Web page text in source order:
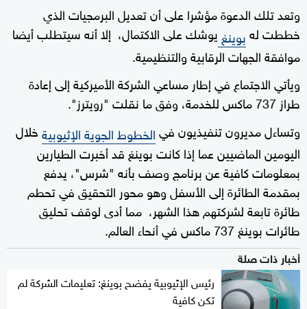
وتعد تلك الدعوة مؤشرا على أن تعديل البرمجيات الذي
خططت لهبوينغ يوشك على الاكتمال، إلا أنه سيتطلب أيضا
موافقة الجهات الرقابية والتنظيمية.
ويأتي الاجتماع في إطار مساعي الشركة الأميركية إلى إعادة
طراز 737 ماكس للخدمة، وفق ما نقلت "رويترز".
وتساءل مديرون تنفيذيون فيالخطوط الجوية الإثيوبيةخلال
اليومين الماضيين عما إذا كانت بوينغ قد أخبرت الطيارين
بمعلومات كافية عن برنامج وصف بأنه "شرس"، يدفع
بمقدمة الطائرة إلى الأسفل وهو محور التحقيق في تحطم
طائرة تابعة لشركتهم هذا الشهر، مما أدى لوقف تحليق
طائرات بوينغ 737 ماكس في أنحاء العالم.
أخبار ذات صلة
رئيس الإثيوبية يفضح بوينغ: تعليمات الشركة لم
تكن كافية